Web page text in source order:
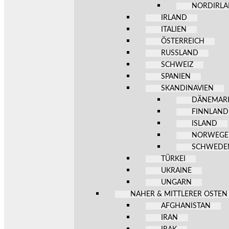
IRLAND
ITALIEN
ÖSTERREICH
RUSSLAND
SCHWEIZ
SPANIEN
SKANDINAVIEN
FINNLAND
ISLAND
TÜRKEI
UKRAINE
UNGARN
NAHER & MITTLERER OSTEN
AFGHANISTAN
IRAN